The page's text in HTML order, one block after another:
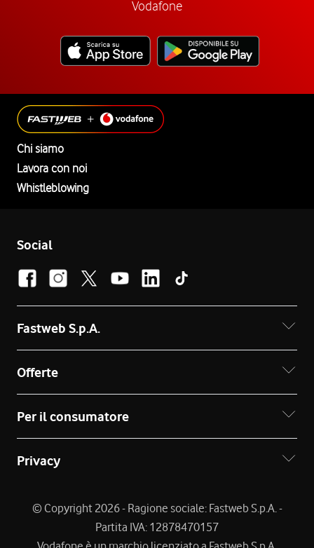
Vodafone
Chi siamo
Lavora con noi
Whistleblowing
Social
Fastweb S.p.A.
Offerte
Per il consumatore
Privacy
© Copyright 2026 - Ragione sociale: Fastweb S.p.A. -
Partita IVA: 12878470157